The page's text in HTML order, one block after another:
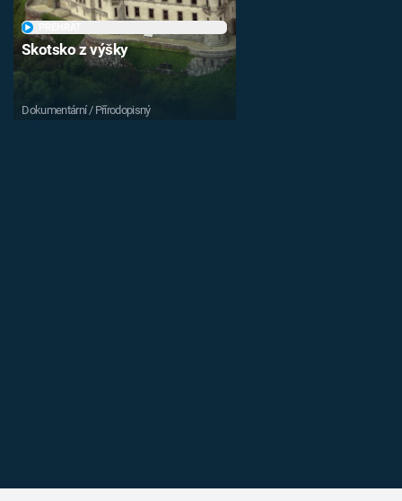
Skotsko z výšky
Dokumentární / Přírodopisný